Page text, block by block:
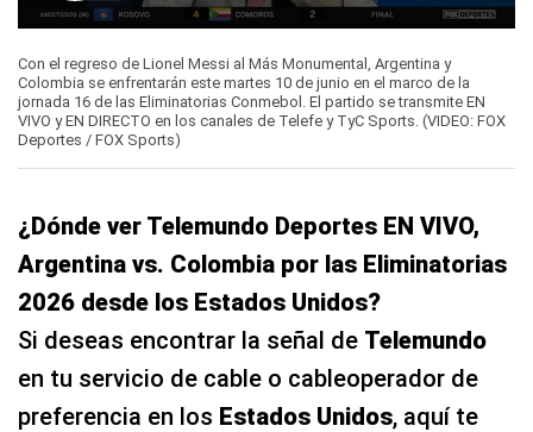
seconds
of
2
minutes,
32
seconds
Con el regreso de Lionel Messi al Más Monumental, Argentina y
Colombia se enfrentarán este martes 10 de junio en el marco de la
jornada 16 de las Eliminatorias Conmebol. El partido se transmite EN
VIVO y EN DIRECTO en los canales de Telefe y TyC Sports. (VIDEO: FOX
Deportes / FOX Sports)
¿Dónde ver Telemundo Deportes EN VIVO,
Argentina vs. Colombia por las Eliminatorias
2026 desde los Estados Unidos?
Si deseas encontrar la señal de Telemundo
en tu servicio de cable o cableoperador de
preferencia en los Estados Unidos, aquí te